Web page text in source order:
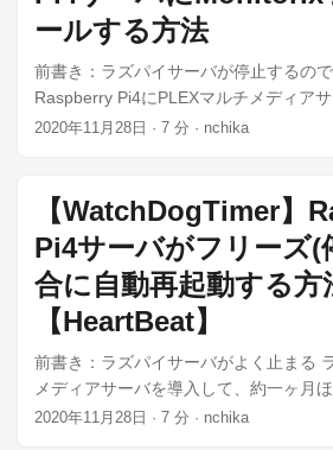
ールする方法
前書き：ラズパイサーバが停止するの
Raspberry Pi4にPLEXマルチメディア
一ヶ月ほど運用した結果、2〜3日の稼
再起動を行う対応を実施しました。 ...
2020年11月28日 · 7 分 · nchika
【WatchDogTimer】
Pi4サーバがフリーズ(
合に自動再起動する方
【HeartBeat】
前書き：ラズパイサーバがよく止まる
メディアサーバを導入して、約一ヶ月
3日の稼働でシステム停止してしまう問
2020年11月28日 · 7 分 · nchika